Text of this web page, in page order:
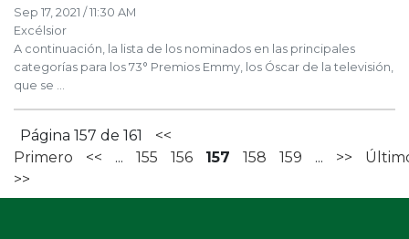
Sep 17, 2021 / 11:30 AM
Excélsior
A continuación, la lista de los nominados en las principales
categorías para los 73° Premios Emmy, los Óscar de la televisión,
que se ...
Página 157 de 161
<<
Primero
<< ... 155 156 157 158 159 ... >>
>>